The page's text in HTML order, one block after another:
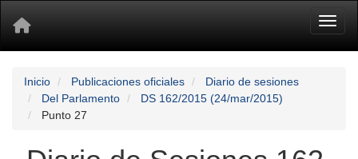
Inicio Publicaciones oficiales
Diario de sesiones
Del Parlamento
DS 162/2015 (24/mar/2015)
Punto 27